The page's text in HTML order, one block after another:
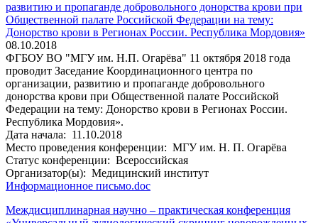
развитию и пропаганде добровольного донорства крови при
Общественной палате Российской Федерации на тему:
Донорство крови в Регионах России. Республика Мордовия»
08.10.2018
ФГБОУ ВО "МГУ им. Н.П. Огарёва" 11 октября 2018 года
проводит Заседание Координационного центра по
организации, развитию и пропаганде добровольного
донорства крови при Общественной палате Российской
Федерации на тему: Донорство крови в Регионах России.
Республика Мордовия».
Дата начала: 11.10.2018
Место проведения конференции: МГУ им. Н. П. Огарёва
Статус конференции: Всероссийская
Организатор(ы): Медицинский институт
Информационное письмо.doc
Междисциплинарная научно – практическая конференция